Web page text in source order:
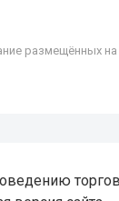
размещённых
торгов